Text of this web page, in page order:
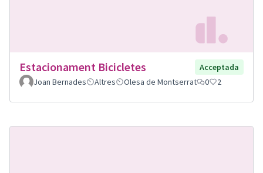
Estacionament Bicicletes
Acceptada
Joan Bernades
Altres Olesa de Montserrat 0 2